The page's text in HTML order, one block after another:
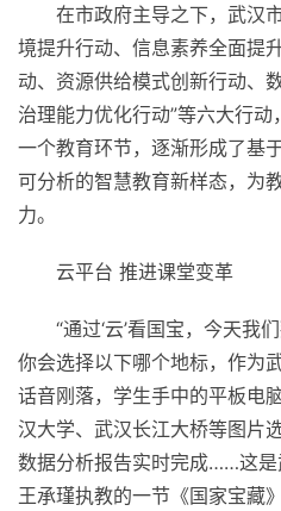
在市政府主导之下，武汉
境提升行动、信息素养全面提
动、资源供给模式创新行动、
治理能力优化行动”等六大行
一个教育环节，逐渐形成了基
可分析的智慧教育新样态，为
力。
云平台 推进课堂变革
“通过‘云’看国宝，今天我
你会选择以下哪个地标，作为
话音刚落，学生手中的平板电
汉大学、武汉长江大桥等图片
数据分析报告实时完成……这
王承瑾执教的一节《国家宝藏